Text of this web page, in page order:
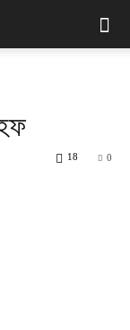
0
18